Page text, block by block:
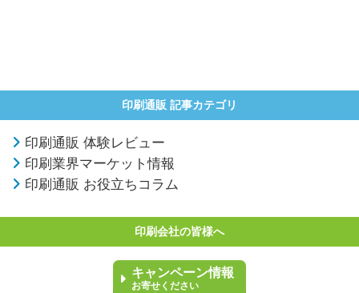
印刷通販 記事カテゴリ
印刷通販 体験レビュー
印刷業界マーケット情報
印刷通販 お役立ちコラム
印刷会社の皆様へ
キャンペーン情報
お寄せください